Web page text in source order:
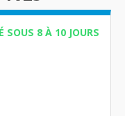
SOUS 8 À 10 JOURS